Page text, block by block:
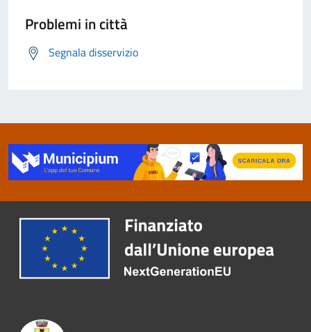
Problemi in città
Segnala disservizio